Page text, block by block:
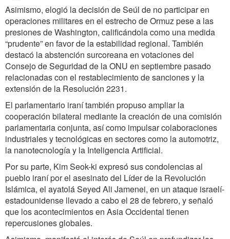
Asimismo, elogió la decisión de Seúl de no participar en
operaciones militares en el estrecho de Ormuz pese a las
presiones de Washington, calificándola como una medida
“prudente” en favor de la estabilidad regional. También
destacó la abstención surcoreana en votaciones del
Consejo de Seguridad de la ONU en septiembre pasado
relacionadas con el restablecimiento de sanciones y la
extensión de la Resolución 2231.
El parlamentario iraní también propuso ampliar la
cooperación bilateral mediante la creación de una comisión
parlamentaria conjunta, así como impulsar colaboraciones
industriales y tecnológicas en sectores como la automotriz,
la nanotecnología y la Inteligencia Artificial.
Por su parte, Kim Seok-ki expresó sus condolencias al
pueblo iraní por el asesinato del Líder de la Revolución
Islámica, el ayatolá Seyed Ali Jamenei, en un ataque israelí-
estadounidense llevado a cabo el 28 de febrero, y señaló
que los acontecimientos en Asia Occidental tienen
repercusiones globales.